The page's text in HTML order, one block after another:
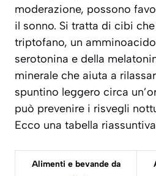
moderazione, possono
il sonno. Si tratta di cibi
triptofano, un
serotonina e della
minerale che aiuta a
spuntino leggero circa
può prevenire i risvegli
Ecco una tabella
Alimenti e bevande da